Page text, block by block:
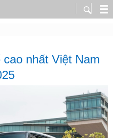
nhất Việt Nam